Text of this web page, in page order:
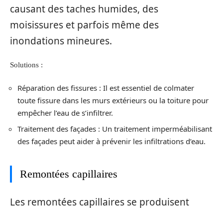
causant des taches humides, des
moisissures et parfois même des
inondations mineures.
Solutions :
Réparation des fissures : Il est essentiel de colmater
toute fissure dans les murs extérieurs ou la toiture pour
empêcher l’eau de s’infiltrer.
Traitement des façades : Un traitement imperméabilisant
des façades peut aider à prévenir les infiltrations d’eau.
Remontées capillaires
Les remontées capillaires se produisent